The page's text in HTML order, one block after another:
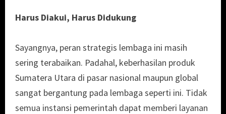
Harus Diakui, Harus Didukung
Sayangnya, peran strategis lembaga ini masih
sering terabaikan. Padahal, keberhasilan produk
Sumatera Utara di pasar nasional maupun global
sangat bergantung pada lembaga seperti ini. Tidak
semua instansi pemerintah dapat memberi layanan